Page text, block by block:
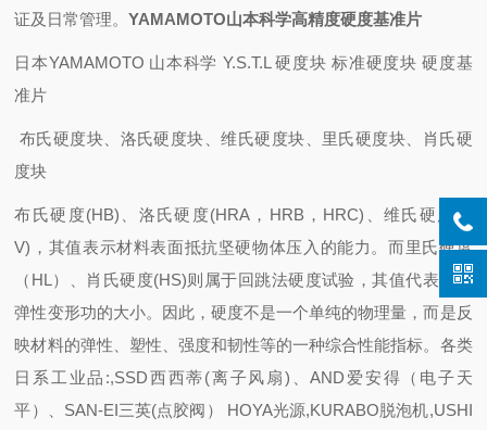
证及日常管理。YAMAMOTO山本科学高精度硬度基准片
日本YAMAMOTO 山本科学 Y.S.T.L 硬度块 标准硬度块 硬度基
准片
布氏硬度块、洛氏硬度块、维氏硬度块、里氏硬度块、肖氏硬
度块
布氏硬度(HB)、洛氏硬度(HRA，HRB，HRC)、维氏硬度(H
V)，其值表示材料表面抵抗坚硬物体压入的能力。而里氏硬度
（HL）、肖氏硬度(HS)则属于回跳法硬度试验，其值代表金属
弹性变形功的大小。因此，硬度不是一个单纯的物理量，而是反
映材料的弹性、塑性、强度和韧性等的一种综合性能指标。 各类
日系工业品:,SSD西西蒂(离子风扇)、AND爱安得（电子天
平）、SAN-EI三英(点胶阀） HOYA光源,KURABO脱泡机,USHI